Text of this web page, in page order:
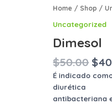
Home / Shop /
Uncategorized
Dimesol
$50.00
price
was:
$
É indicado
diurética
antibacteriana
Dimesol